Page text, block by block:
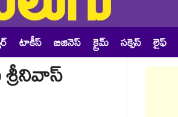
టాకీస్ బిజినెస్ క్రైమ్ సక్సెస్ లైఫ్
శ్రీనివాస్